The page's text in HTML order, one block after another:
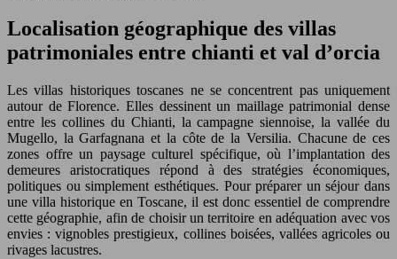
Localisation géographique des villas
patrimoniales entre chianti et val d’orcia
Les villas historiques toscanes ne se concentrent pas uniquement
autour de Florence. Elles dessinent un maillage patrimonial dense
entre les collines du Chianti, la campagne siennoise, la vallée du
Mugello, la Garfagnana et la côte de la Versilia. Chacune de ces
zones offre un paysage culturel spécifique, où l’implantation des
demeures aristocratiques répond à des stratégies économiques,
politiques ou simplement esthétiques. Pour préparer un séjour dans
une villa historique en Toscane, il est donc essentiel de comprendre
cette géographie, afin de choisir un territoire en adéquation avec vos
envies : vignobles prestigieux, collines boisées, vallées agricoles ou
rivages lacustres.